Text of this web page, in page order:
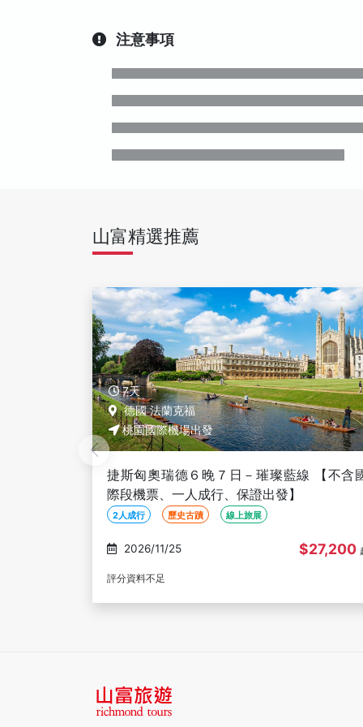
注意事項
山富精選推薦
7天
巴黎
桃園國際機場出發
荷比德法盧６晚７日－經典紅線【不含國際
機票、一人成行、保證出發】
2人成行 歷史古蹟 線上旅展
2026/11/28 $27,200
評分資料不足